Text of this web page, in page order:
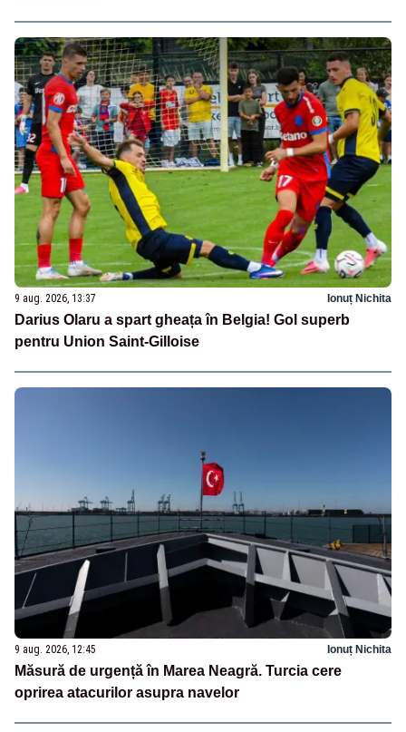
9 aug. 2026, 13:37 Ionuț Nichita
Darius Olaru a spart gheața în Belgia! Gol superb
pentru Union Saint-Gilloise
9 aug. 2026, 12:45 Ionuț Nichita
Măsură de urgență în Marea Neagră. Turcia cere
oprirea atacurilor asupra navelor